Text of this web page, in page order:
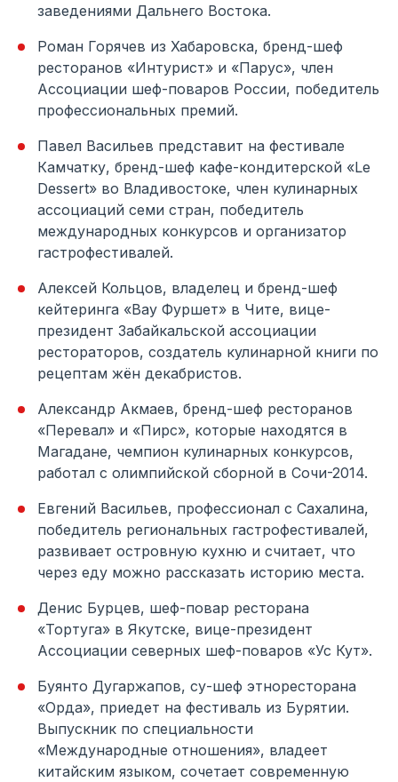
заведениями Дальнего Востока.
Роман Горячев из Хабаровска, бренд-шеф
ресторанов «Интурист» и «Парус», член
Ассоциации шеф-поваров России, победитель
профессиональных премий.
Павел Васильев представит на фестивале
Камчатку, бренд-шеф кафе-кондитерской «Le
Dessert» во Владивостоке, член кулинарных
ассоциаций семи стран, победитель
международных конкурсов и организатор
гастрофестивалей.
Алексей Кольцов, владелец и бренд-шеф
кейтеринга «Вау Фуршет» в Чите, вице-
президент Забайкальской ассоциации
рестораторов, создатель кулинарной книги по
рецептам жён декабристов.
Александр Акмаев, бренд-шеф ресторанов
«Перевал» и «Пирс», которые находятся в
Магадане, чемпион кулинарных конкурсов,
работал с олимпийской сборной в Сочи-2014.
Евгений Васильев, профессионал с Сахалина,
победитель региональных гастрофестивалей,
развивает островную кухню и считает, что
через еду можно рассказать историю места.
Денис Бурцев, шеф-повар ресторана
«Тортуга» в Якутске, вице-президент
Ассоциации северных шеф-поваров «Ус Кут».
Буянто Дугаржапов, су-шеф этноресторана
«Орда», приедет на фестиваль из Бурятии.
Выпускник по специальности
«Международные отношения», владеет
китайским языком, сочетает современную